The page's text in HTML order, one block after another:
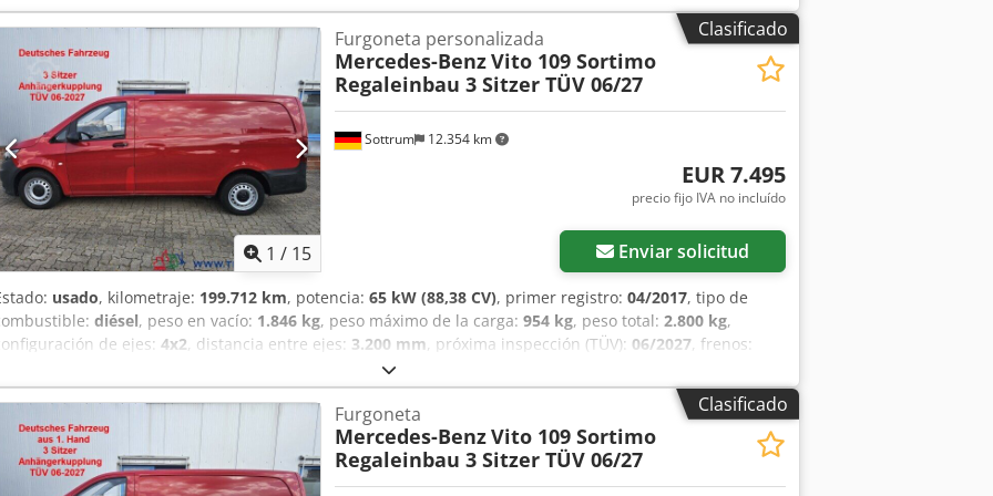
Clasificado
1 / 15
Sottrum 12.354 km
Furgoneta personalizada
Mercedes-BenzVito 109 Sortimo
Regaleinbau 3 Sitzer TÜV 06/27
EUR 7.495
precio fijo IVA no incluído
Enviar solicitud
usado, kilometraje: 199.712 km, potencia: 65 kW (88,38 CV), primer registro: 04/2017, tipo de
diésel, peso en vacío: 1.846 kg, peso máximo de la carga: 954 kg, peso total: 2.800 kg,
de ejes: 4x2, distancia entre ejes: 3.200 mm, próxima inspección (TÜV): 06/2027, frenos:
cabina del conductor
Euro 6, amortiguación:acero, número de asientos:3, longitud del espacio de carga:2.400 mm,
anchura del espacio de carga:
1.600 mm , altura del espacio de carga: , Equipamiento:ABS,
Programa electrónico de estabilidad (ESP), cabina, cierre centralizado, dirección asistida, enganche de
puerta corredera
, * Vehículo alemán * Estado: ver fotos * Estantería de taller Sortimo
* Inspección técnica (TÜV) válida hasta el 06-2027 * 3 plazas * Caja de cambios manual de 6
Clasificado
Furgoneta
Mercedes-BenzVito 109 Sortimo
Regaleinbau 3 Sitzer TÜV 06/27